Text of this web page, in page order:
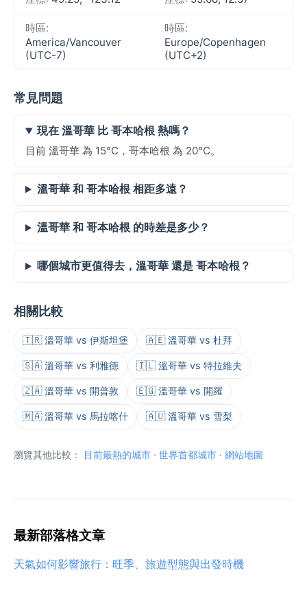
時區:
America/Vancouver
(UTC-7)
時區:
Europe/Copenhagen
(UTC+2)
常見問題
現在 溫哥華 比 哥本哈根 熱嗎？
目前 溫哥華 為 15°C，哥本哈根 為 20°C。
溫哥華 和 哥本哈根 相距多遠？
溫哥華 和 哥本哈根 的時差是多少？
哪個城市更值得去，溫哥華 還是 哥本哈根？
相關比較
🇹🇷 溫哥華 vs 伊斯坦堡 🇦🇪 溫哥華 vs 杜拜
🇸🇦 溫哥華 vs 利雅德 🇮🇱 溫哥華 vs 特拉維夫
🇿🇦 溫哥華 vs 開普敦 🇪🇬 溫哥華 vs 開羅
🇲🇦 溫哥華 vs 馬拉喀什 🇦🇺 溫哥華 vs 雪梨
瀏覽其他比較： 目前最熱的城市 · 世界首都城市 · 網站地圖
最新部落格文章
天氣如何影響旅行：旺季、旅遊型態與出發時機